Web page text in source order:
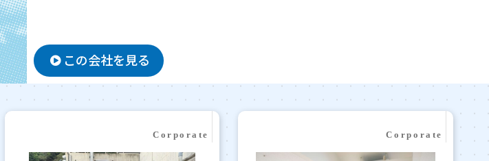
この会社を見る